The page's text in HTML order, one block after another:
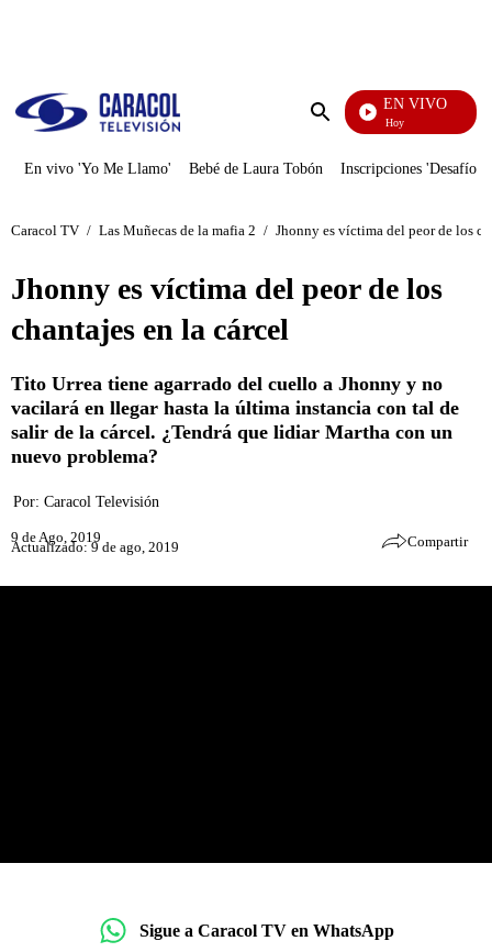
Enviar
EN VIVO
La Finca De Hoy
En vivo 'Yo Me Llamo' Bebé de Laura Tobón Inscripciones 'Desafío'
Caracol TV / Las Muñecas de la mafia 2 / Jhonny es víctima del peor de los
Jhonny es víctima del peor de los
chantajes en la cárcel
Tito Urrea tiene agarrado del cuello a Jhonny y no
vacilará en llegar hasta la última instancia con tal de
salir de la cárcel. ¿Tendrá que lidiar Martha con un
nuevo problema?
Por: Caracol Televisión
9 de Ago, 2019
Actualizado: 9 de ago, 2019 Compartir
Sigue a Caracol TV en WhatsApp